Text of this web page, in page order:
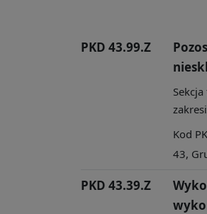
PKD 43.99.Z
Kod
43,
PKD 43.39.Z